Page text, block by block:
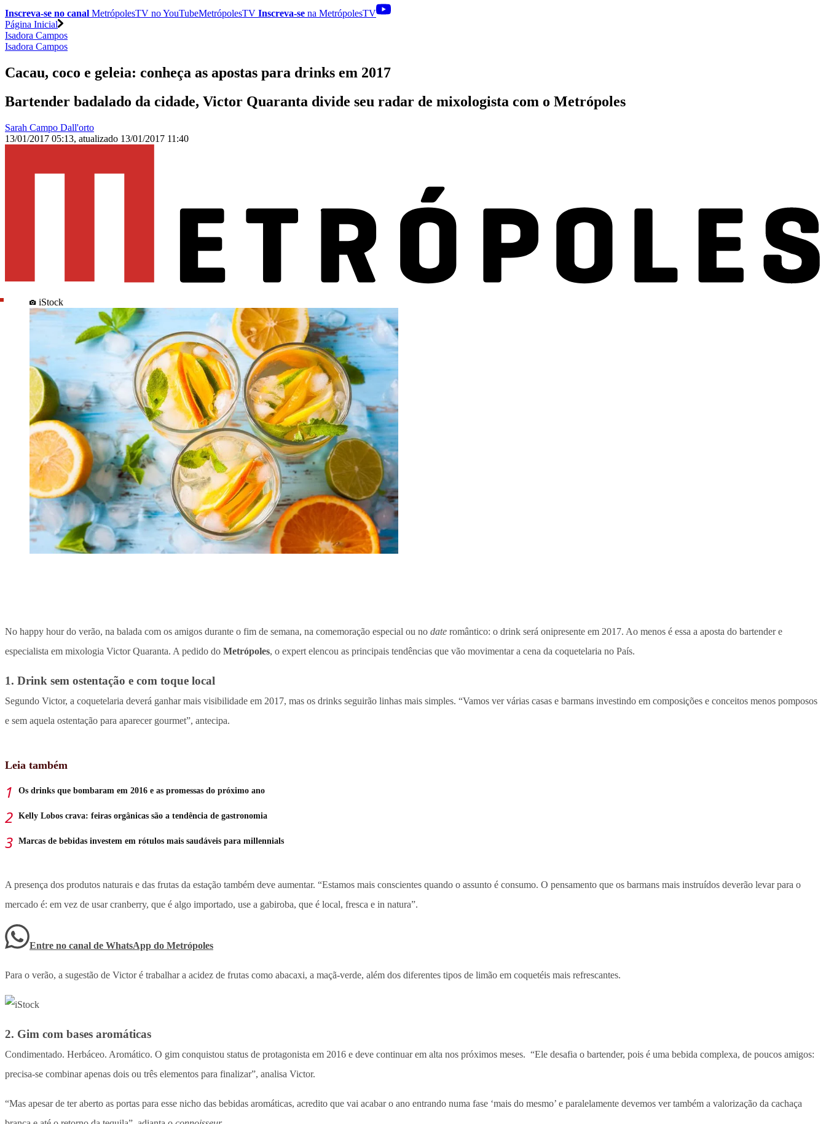
Inscreva-se no canal MetrópolesTV noYouTubeMetrópolesTV Inscreva-se na MetrópolesTV
Página Inicial
Isadora Campos
Isadora Campos
Cacau, coco e geleia: conheça as apostas para drinks em 2017
Bartender badalado da cidade, Victor Quaranta divide seu radar de mixologista com o Metrópoles
Sarah Campo Dall'orto
13/01/2017 05:13, atualizado 13/01/2017 11:40
iStock
No happy hour do verão, na balada com os amigos durante o fim de semana, na comemoração especial ou no date romântico: o drink será onipresente em 2017. Ao menos é essa a aposta do bartender e
especialista em mixologia Victor Quaranta. A pedido do Metrópoles, o expert elencou as principais tendências que vão movimentar a cena da coquetelaria no País.
1. Drink sem ostentação e com toque local
Segundo Victor, a coquetelaria deverá ganhar mais visibilidade em 2017, mas os drinks seguirão linhas mais simples. “Vamos ver várias casas e barmans investindo em composições e conceitos menos pomposos
e sem aquela ostentação para aparecer gourmet”, antecipa.
Leia também
Os drinks que bombaram em 2016 e as promessas do próximo ano
Kelly Lobos crava: feiras orgânicas são a tendência de gastronomia
Marcas de bebidas investem em rótulos mais saudáveis para millennials
A presença dos produtos naturais e das frutas da estação também deve aumentar. “Estamos mais conscientes quando o assunto é consumo. O pensamento que os barmans mais instruídos deverão levar para o
mercado é: em vez de usar cranberry, que é algo importado, use a gabiroba, que é local, fresca e in natura”.
Entre no canal de WhatsApp do Metrópoles
Para o verão, a sugestão de Victor é trabalhar a acidez de frutas como abacaxi, a maçã-verde, além dos diferentes tipos de limão em coquetéis mais refrescantes.
2. Gim com bases aromáticas
Condimentado. Herbáceo. Aromático. O gim conquistou status de protagonista em 2016 e deve continuar em alta nos próximos meses. “Ele desafia o bartender, pois é uma bebida complexa, de poucos amigos:
precisa-se combinar apenas dois ou três elementos para finalizar”, analisa Victor.
“Mas apesar de ter aberto as portas para esse nicho das bebidas aromáticas, acredito que vai acabar o ano entrando numa fase ‘mais do mesmo’ e paralelamente devemos ver também a valorização da cachaça